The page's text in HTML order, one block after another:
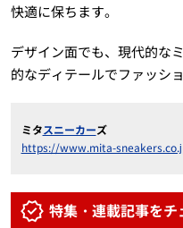
快適に保ちます。
デザイン面でも、現代的な
的なディテールでファッシ
ミタスニーカーズ
https://www.mita-
特集・連載記事をチ